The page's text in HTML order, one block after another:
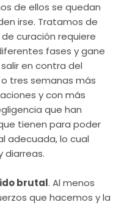
de ellos se quedan
irse. Tratamos de
curación requiere
fases y gane
en contra del
tres semanas más
y con más
que han
tienen para poder
adecuada, lo cual
diarreas.
brutal. Al menos
que hacemos y la